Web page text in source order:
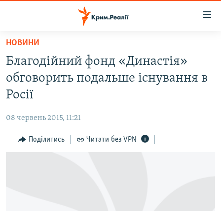
Перейти
основного
матеріалу
Перейти
до
основної
навігації
Перейти
до
ВОДА.КРИМ
ВІДЕО ТА ФОТО
БЛОГИ
ПОГЛЯД
НОВИНИ
Благодійний фонд «Династія»
обговорить подальше існування в
Росії
08 червень 2015, 11:21
Поділитись Читати без VPN